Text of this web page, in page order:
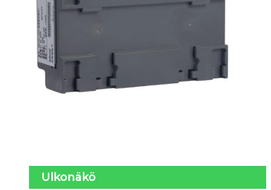
Ulkonäkö